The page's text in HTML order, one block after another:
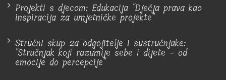
Projekti s djecom: Edukacija "Dječja prava kao
inspiracija za umjetničke projekte"
Stručni skup za odgojitelje i sustručnjake:
"Stručnjak koji razumije sebe i dijete - od
emocije do percepcije"